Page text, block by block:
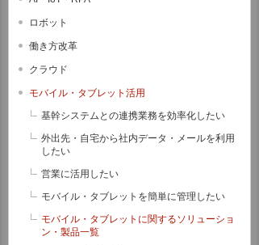
ロボット
働き方改革
クラウド
モバイル・タブレット活用
基幹システムとの連携業務を効率化したい
外出先・自宅から社内データ・メールを利用
したい
営業に活用したい
モバイル・タブレットを簡単に管理したい
モバイル・タブレットに関するソリューショ
ン・製品一覧